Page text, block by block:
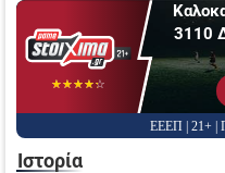
☆☆☆☆☆
★★★★★
3110
ΕΕΕΠ | 21+
Ιστορία